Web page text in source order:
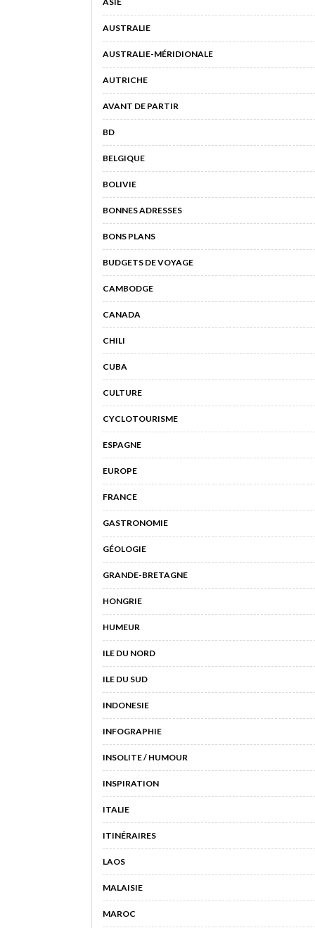
AUSTRALIE
AUSTRALIE-MÉRIDIONALE
AUTRICHE
AVANT DE PARTIR
BD
BELGIQUE
BOLIVIE
BONNES ADRESSES
BONS PLANS
BUDGETS DE VOYAGE
CAMBODGE
CANADA
CHILI
CUBA
CULTURE
CYCLOTOURISME
ESPAGNE
EUROPE
FRANCE
GASTRONOMIE
GÉOLOGIE
GRANDE-BRETAGNE
HONGRIE
HUMEUR
ILE DU NORD
ILE DU SUD
INDONESIE
INFOGRAPHIE
INSOLITE / HUMOUR
INSPIRATION
ITALIE
ITINÉRAIRES
LAOS
MALAISIE
MAROC